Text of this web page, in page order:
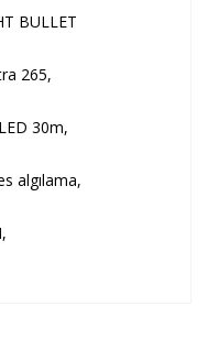
BULLET
265,
30m,
algılama,